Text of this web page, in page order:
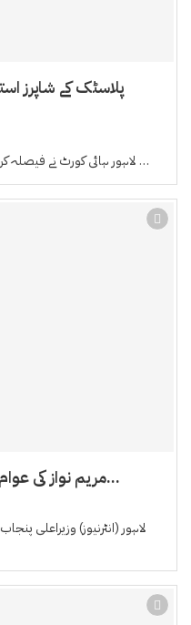
پلاسٹک کے شاپرز
لاہور ہائی کورٹ نے فیصلہ کرلیا ہے کہ ہر وہ چیز جو فضائی آلودگی اور …
مریم نواز کی عوام سے پلانٹ فار پاکستان مہم کا...
لاہور (انٹرنیوز) وزیراعلی